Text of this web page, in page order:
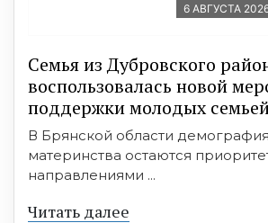
6 АВГУСТА
Семья из Дубровского
воспользовалась новой
поддержки молодых
В Брянской области
материнства остаются
направлениями ...
Читать далее